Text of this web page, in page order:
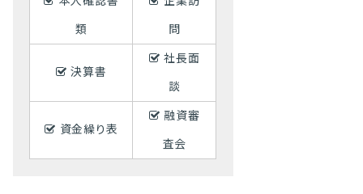
類
問
決算書
社長面
談
資金繰り表
融資審
査会